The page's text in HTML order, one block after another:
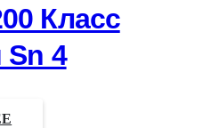
Класс
Sn 4